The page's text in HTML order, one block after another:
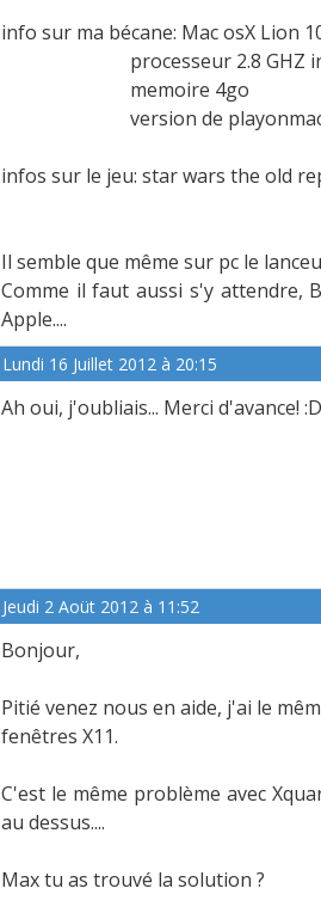
info sur ma bécane: Mac osX Lion
processeur 2.8 GHZ
memoire 4go
version de playonmac:
infos sur le jeu: star wars the old
Il semble que même sur pc le
Comme il faut aussi s'y attendre,
Apple....
Lundi 16 Juillet 2012 à 20:15
Ah oui, j'oubliais... Merci d'avance! :D
Jeudi 2 Aoüt 2012 à 11:52
Bonjour,
Pitié venez nous en aide, j'ai le
fenêtres X11.
C'est le même problème avec
au dessus....
Max tu as trouvé la solution ?